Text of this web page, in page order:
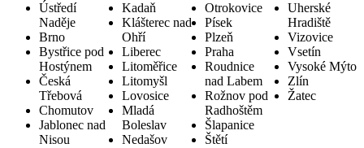
Ústředí
Naděje
Brno
Bystřice pod
Hostýnem
Česká
Třebová
Chomutov
Jablonec nad
Nisou
Kadaň
Klášterec nad
Ohří
Liberec
Litoměřice
Litomyšl
Lovosice
Mladá
Boleslav
Nedašov
Otrokovice
Písek
Plzeň
Praha
Roudnice
nad Labem
Rožnov pod
Radhoštěm
Šlapanice
Štětí
Uherské
Hradiště
Vizovice
Vsetín
Vysoké Mýto
Zlín
Žatec